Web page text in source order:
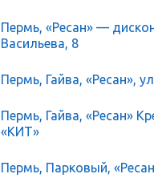
Пермь, «Ресан» —
Васильева, 8
Пермь, Гайва, «Ресан»,
Пермь, Гайва, «Ресан»
«КИТ»
Пермь, Парковый,